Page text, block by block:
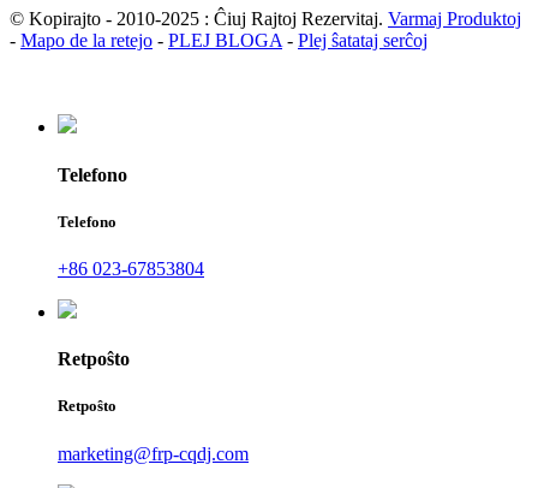
© Kopirajto - 2010-2025 : Ĉiuj Rajtoj Rezervitaj. Varmaj Produktoj
- Mapo de la retejo - PLEJ BLOGA - Plej ŝatataj serĉoj
Telefono
Telefono
+86 023-67853804
Retpoŝto
Retpoŝto
marketing@frp-cqdj.com